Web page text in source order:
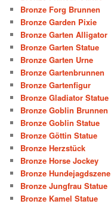
Bronze Forg Brunnen
Bronze Garden Pixie
Bronze Garten Alligator
Bronze Garten Statue
Bronze Garten Urne
Bronze Gartenbrunnen
Bronze Gartenfigur
Bronze Gladiator Statue
Bronze Goblin Brunnen
Bronze Goblin Statue
Bronze Göttin Statue
Bronze Herzstück
Bronze Horse Jockey
Bronze Hundejagdszene
Bronze Jungfrau Statue
Bronze Kamel Statue